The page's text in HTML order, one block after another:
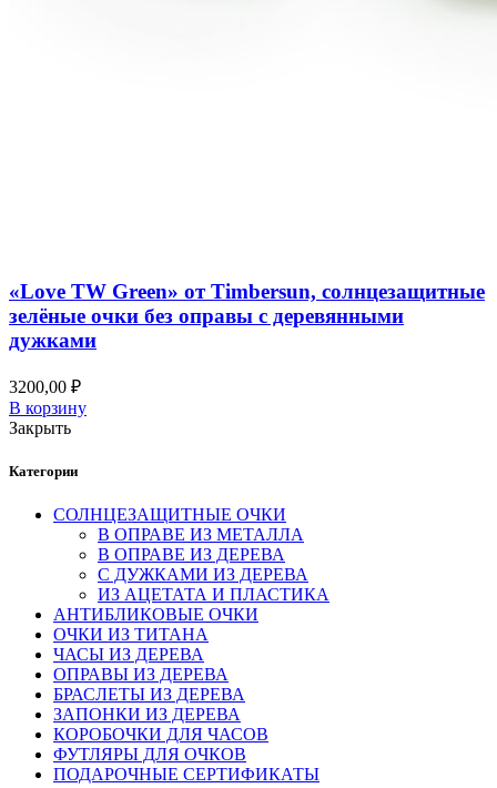
«Love TW Green» от Timbersun, солнцезащитные
зелёные очки без оправы с деревянными
дужками
3200,00 ₽
В корзину
Закрыть
Категории
СОЛНЦЕЗАЩИТНЫЕ ОЧКИ
В ОПРАВЕ ИЗ МЕТАЛЛА
В ОПРАВЕ ИЗ ДЕРЕВА
С ДУЖКАМИ ИЗ ДЕРЕВА
ИЗ АЦЕТАТА И ПЛАСТИКА
АНТИБЛИКОВЫЕ ОЧКИ
ОЧКИ ИЗ ТИТАНА
ЧАСЫ ИЗ ДЕРЕВА
ОПРАВЫ ИЗ ДЕРЕВА
БРАСЛЕТЫ ИЗ ДЕРЕВА
ЗАПОНКИ ИЗ ДЕРЕВА
КОРОБОЧКИ ДЛЯ ЧАСОВ
ФУТЛЯРЫ ДЛЯ ОЧКОВ
ПОДАРОЧНЫЕ СЕРТИФИКАТЫ